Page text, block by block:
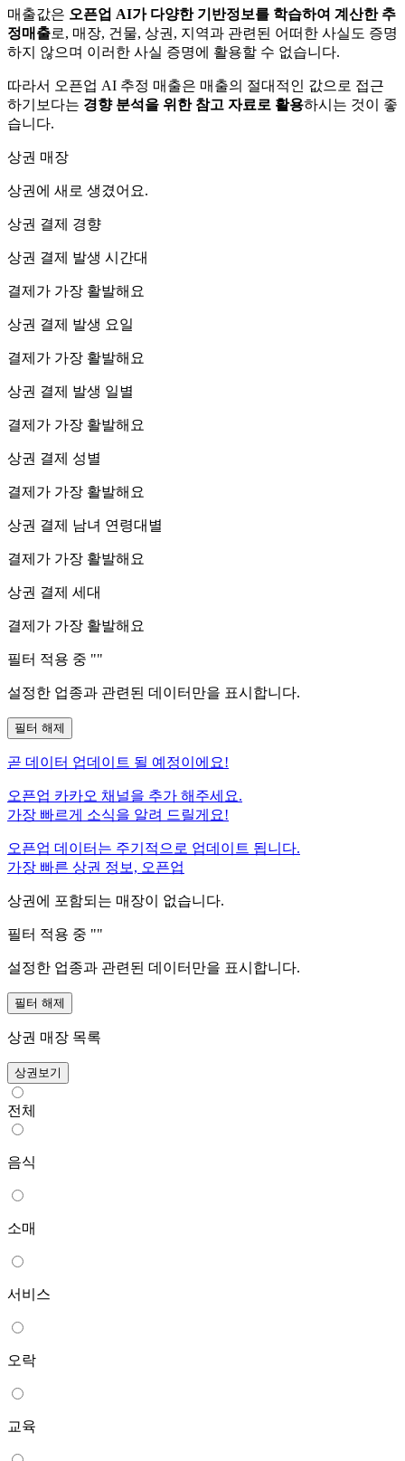
매출값은 오픈업 AI가 다양한 기반정보를 학습하여 계산한 추
정매출로, 매장, 건물, 상권, 지역과 관련된 어떠한 사실도 증명
하지 않으며 이러한 사실 증명에 활용할 수 없습니다.
따라서 오픈업 AI 추정 매출은 매출의 절대적인 값으로 접근
하기보다는 경향 분석을 위한 참고 자료로 활용하시는 것이 좋
습니다.
상권 매장
상권에 새로 생겼어요.
상권 결제 경향
상권 결제 발생 시간대
결제가 가장 활발해요
상권 결제 발생 요일
결제가 가장 활발해요
상권 결제 발생 일별
결제가 가장 활발해요
상권 결제 성별
결제가 가장 활발해요
상권 결제 남녀 연령대별
결제가 가장 활발해요
상권 결제 세대
결제가 가장 활발해요
필터 적용 중 ""
설정한 업종과 관련된 데이터만을 표시합니다.
필터 해제
곧 데이터 업데이트 될 예정이에요!
오픈업 카카오 채널을 추가 해주세요.
가장 빠르게 소식을 알려 드릴게요!
오픈업 데이터는 주기적으로 업데이트 됩니다.
가장 빠른 상권 정보, 오픈업
상권에 포함되는 매장이 없습니다.
필터 적용 중 ""
설정한 업종과 관련된 데이터만을 표시합니다.
필터 해제
상권 매장 목록
상권보기
전체
음식
소매
서비스
오락
교육